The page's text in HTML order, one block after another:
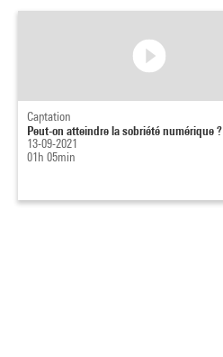
Captation
Peut-on atteindre la sobriété numérique ?
13-09-2021
01h 05min